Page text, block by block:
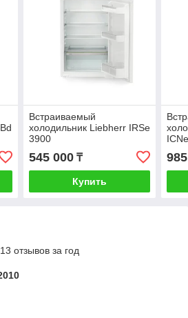
Встраиваемый
холодильник Liebherr IRSe
3900
545 000₸
Купить
отзывов за год